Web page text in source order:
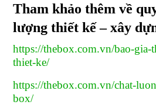
Tham khảo thêm về
lượng thiết kế – xây
https://thebox.com.vn/bao-
thiet-ke/
https://thebox.com.vn/chat-
box/